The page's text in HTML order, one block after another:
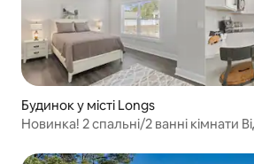
Будинок у місті Longs
Новинка! 2 спальні/2 ванні кімнати